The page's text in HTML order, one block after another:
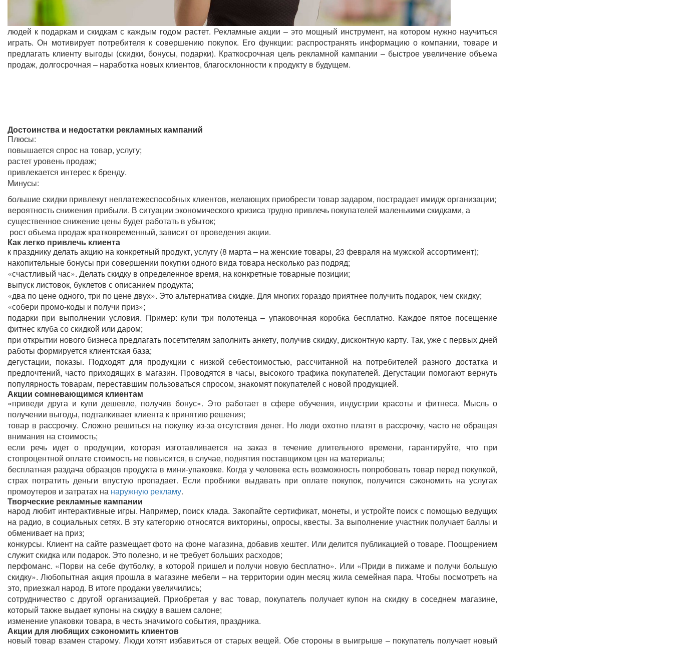
людей к подаркам и скидкам с каждым годом растет. Рекламные акции – это мощный инструмент, на котором нужно научиться
играть. Он мотивирует потребителя к совершению покупок. Его функции: распространять информацию о компании, товаре и
предлагать клиенту выгоды (скидки, бонусы, подарки). Краткосрочная цель рекламной кампании – быстрое увеличение объема
продаж, долгосрочная – наработка новых клиентов, благосклонности к продукту в будущем.
Достоинства и недостатки рекламных кампаний
Плюсы:
повышается спрос на товар, услугу;
растет уровень продаж;
привлекается интерес к бренду.
Минусы:
большие скидки привлекут неплатежеспособных клиентов, желающих приобрести товар задаром, пострадает имидж организации;
вероятность снижения прибыли. В ситуации экономического кризиса трудно привлечь покупателей маленькими скидками, а
существенное снижение цены будет работать в убыток;
рост объема продаж кратковременный, зависит от проведения акции.
Как легко привлечь клиента
к празднику делать акцию на конкретный продукт, услугу (8 марта – на женские товары, 23 февраля на мужской ассортимент);
накопительные бонусы при совершении покупки одного вида товара несколько раз подряд;
«счастливый час». Делать скидку в определенное время, на конкретные товарные позиции;
выпуск листовок, буклетов с описанием продукта;
«два по цене одного, три по цене двух». Это альтернатива скидке. Для многих гораздо приятнее получить подарок, чем скидку;
«собери промо-коды и получи приз»;
подарки при выполнении условия. Пример: купи три полотенца – упаковочная коробка бесплатно. Каждое пятое посещение
фитнес клуба со скидкой или даром;
при открытии нового бизнеса предлагать посетителям заполнить анкету, получив скидку, дисконтную карту. Так, уже с первых дней
работы формируется клиентская база;
дегустации, показы. Подходят для продукции с низкой себестоимостью, рассчитанной на потребителей разного достатка и
предпочтений, часто приходящих в магазин. Проводятся в часы, высокого трафика покупателей. Дегустации помогают вернуть
популярность товарам, переставшим пользоваться спросом, знакомят покупателей с новой продукцией.
Акции сомневающимся клиентам
«приведи друга и купи дешевле, получив бонус». Это работает в сфере обучения, индустрии красоты и фитнеса. Мысль о
получении выгоды, подталкивает клиента к принятию решения;
товар в рассрочку. Сложно решиться на покупку из-за отсутствия денег. Но люди охотно платят в рассрочку, часто не обращая
внимания на стоимость;
если речь идет о продукции, которая изготавливается на заказ в течение длительного времени, гарантируйте, что при
стопроцентной оплате стоимость не повысится, в случае, поднятия поставщиком цен на материалы;
бесплатная раздача образцов продукта в мини-упаковке. Когда у человека есть возможность попробовать товар перед покупкой,
страх потратить деньги впустую пропадает. Если пробники выдавать при оплате покупок, получится сэкономить на услугах
промоутеров и затратах на наружную рекламу.
Творческие рекламные кампании
народ любит интерактивные игры. Например, поиск клада. Закопайте сертификат, монеты, и устройте поиск с помощью ведущих
на радио, в социальных сетях. В эту категорию относятся викторины, опросы, квесты. За выполнение участник получает баллы и
обменивает на приз;
конкурсы. Клиент на сайте размещает фото на фоне магазина, добавив хештег. Или делится публикацией о товаре. Поощрением
служит скидка или подарок. Это полезно, и не требует больших расходов;
перфоманс. «Порви на себе футболку, в которой пришел и получи новую бесплатно». Или «Приди в пижаме и получи большую
скидку». Любопытная акция прошла в магазине мебели – на территории один месяц жила семейная пара. Чтобы посмотреть на
это, приезжал народ. В итоге продажи увеличились;
сотрудничество с другой организацией. Приобретая у вас товар, покупатель получает купон на скидку в соседнем магазине,
который также выдает купоны на скидку в вашем салоне;
изменение упаковки товара, в честь значимого события, праздника.
Акции для любящих сэкономить клиентов
новый товар взамен старому. Люди хотят избавиться от старых вещей. Обе стороны в выигрыше – покупатель получает новый